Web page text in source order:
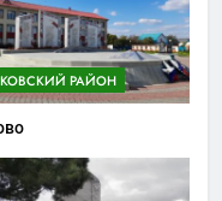
РАЙОН